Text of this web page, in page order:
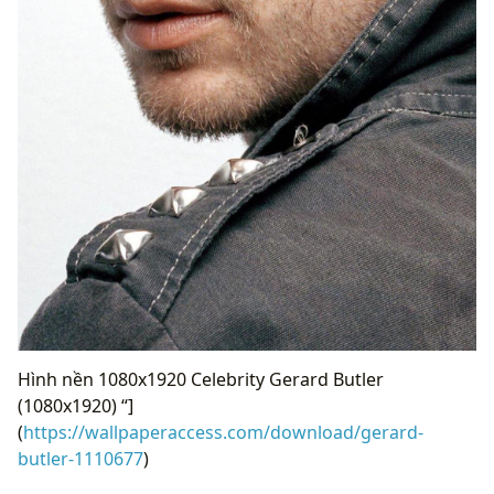
Hình nền 1080x1920 Celebrity Gerard Butler
(1080x1920) “]
(https://wallpaperaccess.com/download/gerard-
butler-1110677)